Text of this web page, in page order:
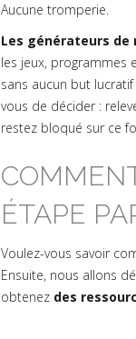
Aucune tromperie.
Les générateurs
les jeux, programmes
sans aucun but lucratif
vous de décider :
restez bloqué sur ce
ÉTAPE
Voulez-vous savoir
Ensuite, nous allons
obtenez des